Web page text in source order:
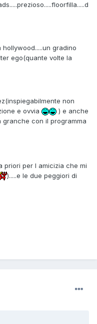
gradino
ego(quante volte la
non
e ovvia
) e anche
con il programma
priori per l amicizia che mi
).....e le due peggiori di